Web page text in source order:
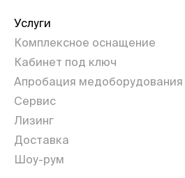
Услуги
Комплексное оснащение
Кабинет под ключ
Апробация медоборудования
Сервис
Лизинг
Доставка
Шоу-рум